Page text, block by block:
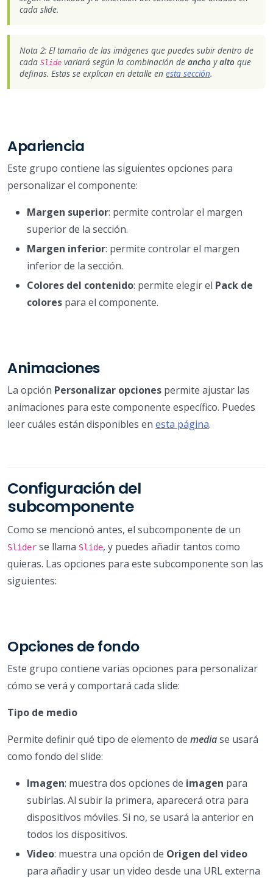
cada slide.
Nota 2: El tamaño de las imágenes que puedes subir dentro de
cada Slide variará según la combinación de ancho yalto que
definas. Estas se explican en detalle en esta sección.
Apariencia
Este grupo contiene las siguientes opciones para
personalizar el componente:
Margen superior: permite controlar el margen
superior de la sección.
Margen inferior: permite controlar el margen
inferior de la sección.
Colores del contenido: permite elegir el Pack de
colores para el componente.
Animaciones
La opción Personalizar opciones permite ajustar las
animaciones para este componente específico. Puedes
leer cuáles están disponibles en esta página.
Configuración del
subcomponente
Como se mencionó antes, el subcomponente de un
Slider se llama Slide, y puedes añadir tantos como
quieras. Las opciones para este subcomponente son las
siguientes:
Opciones de fondo
Este grupo contiene varias opciones para personalizar
cómo se verá y comportará cada slide:
Tipo de medio
Permite definir qué tipo de elemento de mediase usará
como fondo del slide:
Imagen: muestra dos opciones de imagen para
subirlas. Al subir la primera, aparecerá otra para
dispositivos móviles. Si no, se usará la anterior en
todos los dispositivos.
Video: muestra una opción de Origen del video
para añadir y usar un video desde una URL externa